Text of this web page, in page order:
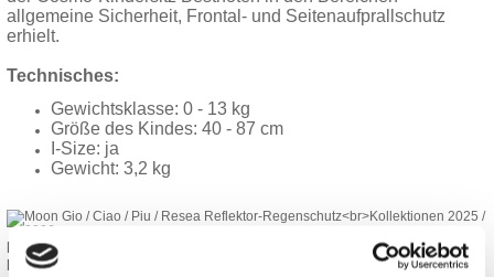
allgemeine Sicherheit, Frontal- und Seitenaufprallschutz
erhielt.
Technisches:
Gewichtsklasse: 0 - 13 kg
Größe des Kindes: 40 - 87 cm
I-Size: ja
Gewicht: 3,2 kg
MOON GIO / CIAO / PIU / RESEA REFLEKTOR-REGENSCHUTZ
KOLLEKTIONEN 2025 / 2026